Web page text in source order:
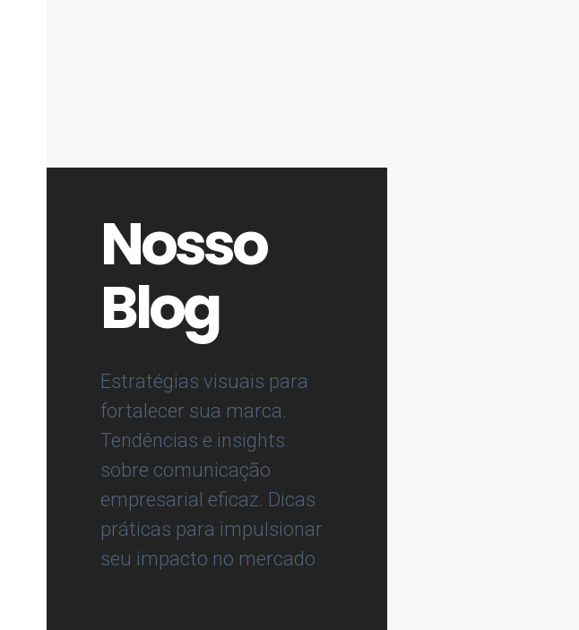
Nosso
Blog
Estratégias visuais para
fortalecer sua marca.
Tendências e insights
sobre comunicação
empresarial eficaz. Dicas
práticas para impulsionar
seu impacto no mercado